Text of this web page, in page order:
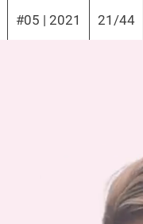
#05 | 2021 21/44